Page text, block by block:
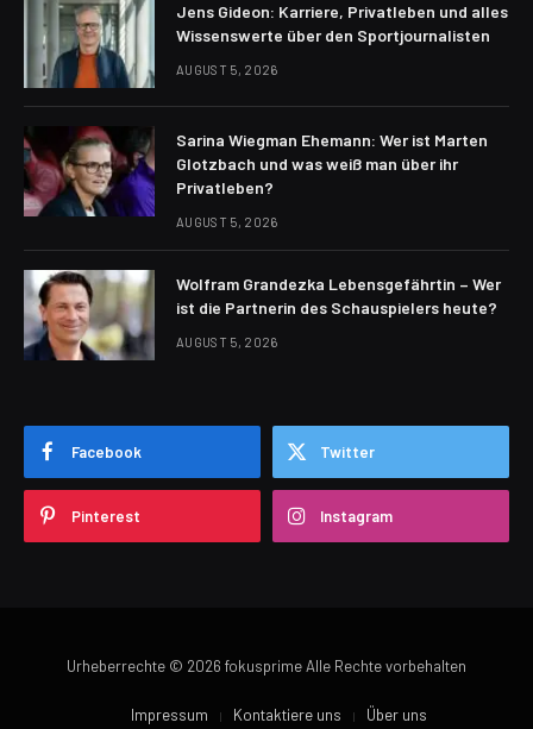
Jens Gideon: Karriere, Privatleben und alles
Wissenswerte über den Sportjournalisten
AUGUST 5, 2026
Sarina Wiegman Ehemann: Wer ist Marten
Glotzbach und was weiß man über ihr
Privatleben?
AUGUST 5, 2026
Wolfram Grandezka Lebensgefährtin – Wer
ist die Partnerin des Schauspielers heute?
AUGUST 5, 2026
Facebook Twitter
Pinterest Instagram
Urheberrechte © 2026 fokusprime Alle Rechte vorbehalten
Impressum Kontaktiere uns Über uns